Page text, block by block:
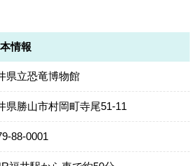
情報
県立恐竜博物館
県勝山市村岡町寺尾51-11
88-0001